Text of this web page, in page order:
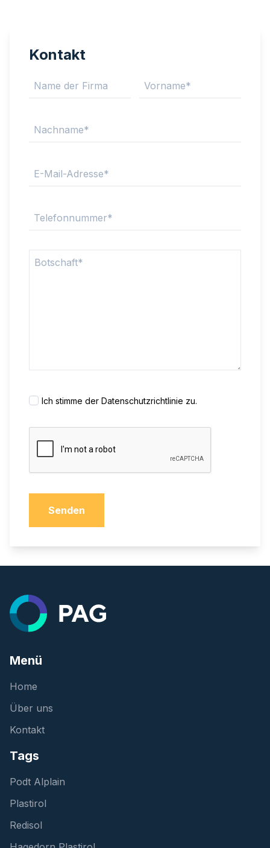
Kontakt
Ich stimme der Datenschutzrichtlinie zu.
Menü
Home
Über uns
Kontakt
Tags
Podt Alplain
Plastirol
Redisol